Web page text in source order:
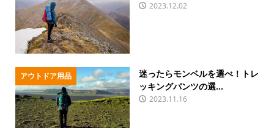
2023.12.02
アウトドア用品
迷ったらモンベルを選べ！トレ
ッキングパンツの選...
2023.11.16